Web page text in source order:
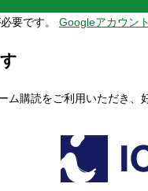
要です。 Googleアカウン
購読をご利用いただき、